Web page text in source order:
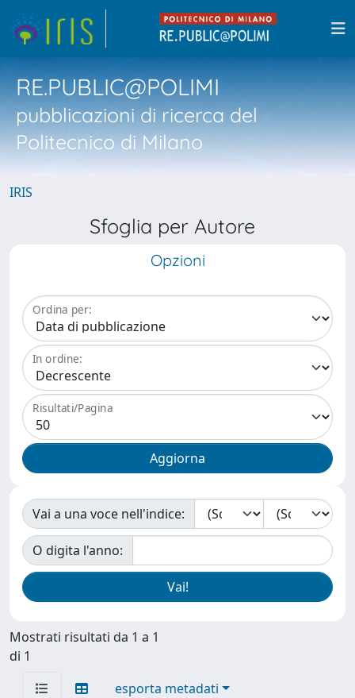
RE.PUBLIC@POLIMI
pubblicazioni di ricerca del
Politecnico di Milano
IRIS
Sfoglia per Autore
Opzioni
Ordina per:
In ordine:
Risultati/Pagina
Vai a una voce nell'indice:
O digita l'anno:
Mostrati risultati da 1 a 1
di 1
esporta metadati